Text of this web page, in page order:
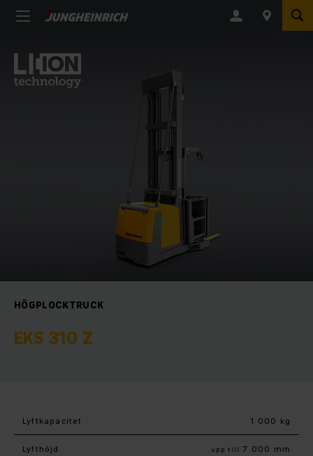
HÖGPLOCKTRUCK
EKS 310 Z
Lyftkapacitet 1 000 kg
Lyfthöjd upp till 7 000 mm